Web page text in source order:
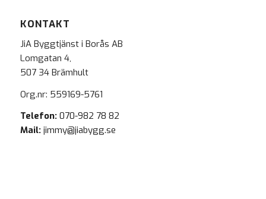
KONTAKT
JiA Byggtjänst i Borås AB
Lomgatan 4,
507 34 Brämhult
Org.nr: 559169-5761
Telefon: 070-982 78 82
Mail: jimmy@jiabygg.se